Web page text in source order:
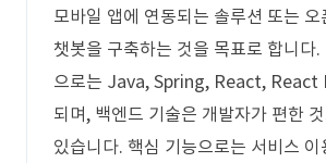
모바일 앱에 연동되는 솔루션 또는 오
챗봇을 구축하는 것을 목표로 합니다.
으로는 Java, Spring, React, React
되며, 백엔드 기술은 개발자가 편한
있습니다. 핵심 기능으로는 서비스